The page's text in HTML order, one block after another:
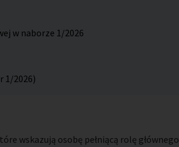
w naborze 1/2026
1/2026)
wskazują osobę pełniącą rolę głównego